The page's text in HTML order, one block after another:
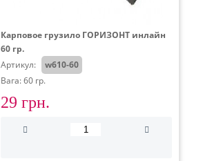
Карповое грузило ГОРИЗОНТ инлайн
60 гр.
Артикул:
w610-60
Вага: 60 гр.
29 грн.